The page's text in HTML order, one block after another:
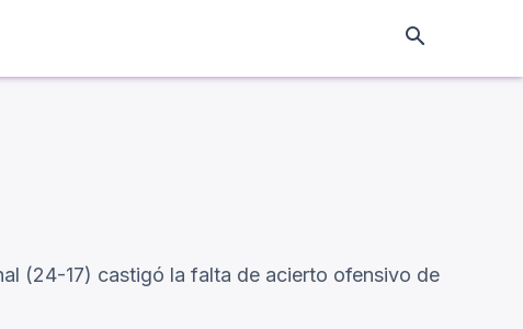
(24-17) castigó la falta de acierto ofensivo de